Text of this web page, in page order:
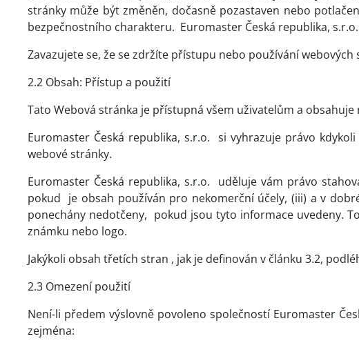
stránky může být změněn, dočasně pozastaven nebo
bezpečnostního charakteru. Euromaster Česká republika, s.r.o.
Zavazujete se, že se zdržíte přístupu nebo používání
2.2 Obsah: Přístup a použití
Tato Webová stránka je přístupná všem uživatelům a
Euromaster Česká republika, s.r.o. si vyhrazuje právo
webové stránky.
Euromaster Česká republika, s.r.o. uděluje vám právo
pokud je obsah používán pro nekomerční účely, (iii) a v
ponechány nedotčeny, pokud jsou tyto informace uvedeny.
známku nebo logo.
Jakýkoli obsah třetích stran , jak je definován v článku 3.2,
2.3 Omezení použití
Není-li předem výslovně povoleno společností Euromaster
zejména: